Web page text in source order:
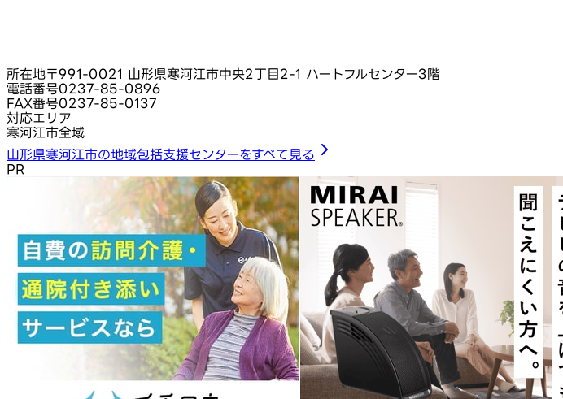
所在地〒991-0021 山形県寒河江市中央2丁目2-1 ハートフルセンター3階
電話番号0237-85-0896
FAX番号0237-85-0137
対応エリア
寒河江市全域
山形県寒河江市の地域包括支援センターをすべて見る
PR